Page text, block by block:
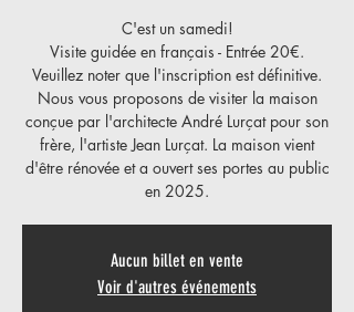
C'est un samedi!
Visite guidée en français - Entrée 20€.
Veuillez noter que l'inscription est définitive.
Nous vous proposons de visiter la maison
conçue par l'architecte André Lurçat pour son
frère, l'artiste Jean Lurçat. La maison vient
d'être rénovée et a ouvert ses portes au public
en 2025.
Aucun billet en vente
Voir d'autres événements